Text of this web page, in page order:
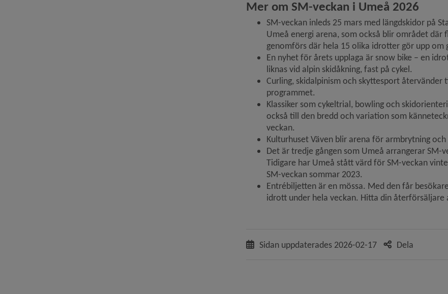
Mer om SM-veckan i Umeå 2026
SM-veckan inleds 25 mars med längdskidor på
Umeå energi arena, som också blir området där
genomförs där hela 15 olika idrotter gör upp om
En nyhet för årets upplaga är snow bike – en
liknas vid alpin skidåkning, fast på cykel.
Curling, skidalpinism och skyttesport återvänder
programmet.
Klassiker som cykeltrial, bowling och
också till den bredd och variation som
veckan.
Kulturhuset Väven blir arena för armbrytning
Det är tredje gången som Umeå arrangerar SM-
Tidigare har Umeå stått värd för SM-veckan
SM-veckan sommar 2023.
Entrébiljetten är en mössa. Med den får
idrott under hela veckan. Hitta din återförsäljare
Sidan uppdaterades 2026-02-17 Dela